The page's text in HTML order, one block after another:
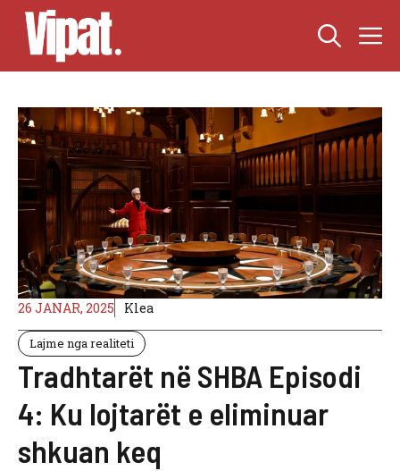
Skip
content
26 JANAR, 2025 Klea
Lajme nga realiteti
Tradhtarët në SHBA Episodi
4: Ku lojtarët e eliminuar
shkuan keq